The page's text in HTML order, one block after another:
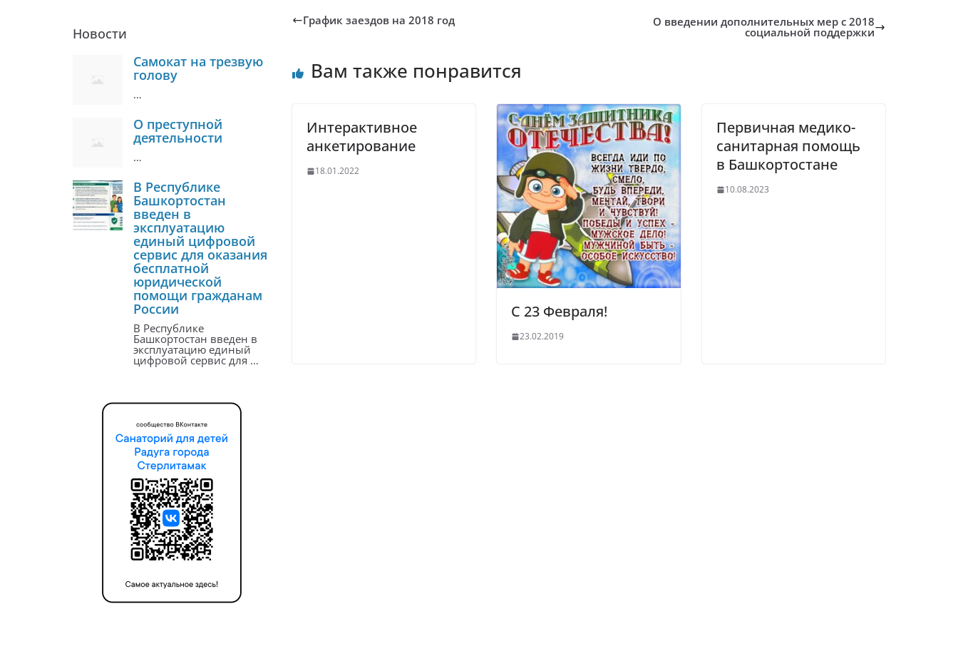
График заездов на 2018 год О введении дополнительных мер с 2018
социальной поддержки
Вам также понравится
Интерактивное
анкетирование
18.01.2022
С 23 Февраля!
23.02.2019
Первичная медико-
санитарная помощь
в Башкортостане
10.08.2023
Новости
Самокат на трезвую
голову
…
О преступной
деятельности
…
В Республике
Башкортостан
введен в
эксплуатацию
единый цифровой
сервис для оказания
бесплатной
юридической
помощи гражданам
России
В Республике
Башкортостан введен в
эксплуатацию единый
цифровой сервис для …